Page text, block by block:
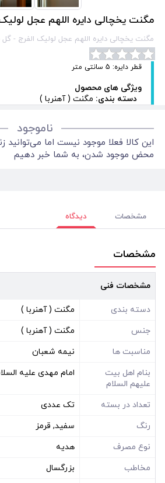
مگنت یخچالی دایره اللهم عجل
مگنت یخچالی دایره اللهم عجل لولیک الفرج -
قطر دایره: 5 سانتی متر
ویژگی های محصول
دسته بندی: مگنت ( آهنربا )
ناموجود
این کالا فعلا موجود نیست اما می‌توانید
محض موجود شدن، به شما خبر دهیم
مشخصات دیدگاه
مشخصات
مشخصات فنی
دسته بندی
مگنت ( آهنربا )
جنس
مگنت ( آهنربا )
مناسبت ها
نیمه شعبان
بنام اهل بیت
علیهم السلام
امام مهدی علیه
تعداد در بسته
تک عددی
رنگ
سفید, قرمز
نوع مصرف
هدیه
مخاطب
بزرگسال